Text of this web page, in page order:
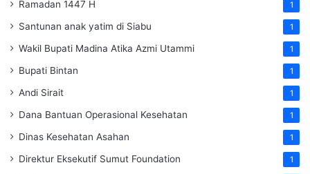
Ramadan 1447 H 1
Santunan anak yatim di Siabu 1
Wakil Bupati Madina Atika Azmi Utammi 1
Bupati Bintan 1
Andi Sirait 1
Dana Bantuan Operasional Kesehatan 1
Dinas Kesehatan Asahan 1
Direktur Eksekutif Sumut Foundation 1